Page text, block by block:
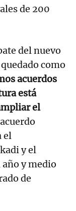
de 200
del nuevo
como
acuerdos
está
el
el
y el
y medio
de